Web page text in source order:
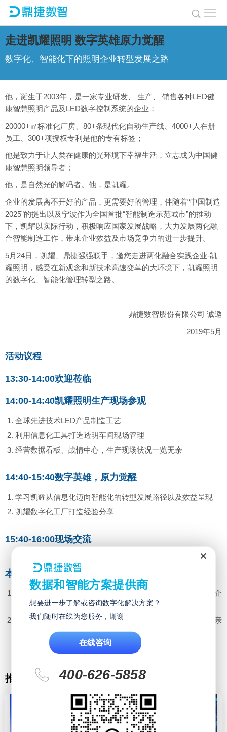
走进凯耀照明 数字英雄原力觉醒
数字化、智能化下的照明企业转型发展之路
他，诞生于2003年，是一家专业研发、 生产、 销售各种LED健
康智慧照明产品及LED数字控制系统的企业；
20000+㎡标准化厂房、80+条现代化自动生产线、4000+人在册
员工、300+项授权专利是他的专有标签；
他是致力于让人类在健康的光环境下幸福生活，立志成为中国健
康智慧照明领导者；
他，是自然光的解码者。他，是凯耀。
企业的发展离不开好的产品，更需要好的管理，伴随着“中国制造
2025”的提出以及宁波作为全国首批“智能制造示范城市”的推动
下，凯耀以实际行动，积极响应国家发展战略，大力发展两化融
合智能制造工作，带来企业效益及市场竞争力的进一步提升。
5月24日，凯耀、鼎捷强强联手，邀您走进两化融合实践企业-凯
耀照明，感受在新观念和新技术高速变革的大环境下，凯耀照明
的数字化、智能化管理转型之路。
鼎捷数智股份有限公司 诚邀
2019年5月
活动议程
13:30-14:00欢迎莅临
14:00-14:40凯耀照明生产现场参观
全球先进技术LED产品制造工艺
利用信息化工具打造透明车间现场管理
经营数据看板、战情中心，生产现场状况一览无余
14:40-15:40数字英雄，原力觉醒
学习凯耀从信息化迈向智能化的转型发展路径以及效益呈现
凯耀数字化工厂打造经验分享
15:40-16:00现场交流
本次课程您将收获：
借鉴凯耀智能化场景布局方案，了解并学习智能工具应用及企
业向智能化平稳过渡的方法及路径；
吸取凯耀先进生产经验以及信息化在生产现场的运用经验，亲
身感受信息化于企业中运用中的科学便捷管理之道。
推荐活动
×
数据和智能方案提供商
想要进一步了解或咨询数字化解决方案？
我们随时在线为您服务，谢谢
在线咨询
400-626-5858